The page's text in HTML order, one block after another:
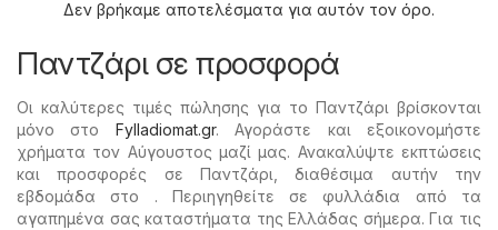
Δεν βρήκαμε αποτελέσματα για αυτόν τον όρο.
Παντζάρι σε προσφορά
Οι καλύτερες τιμές πώλησης για το Παντζάρι βρίσκονται
μόνο στο Fylladiomat.gr. Αγοράστε και εξοικονομήστε
χρήματα τον Αύγουστος μαζί μας. Ανακαλύψτε εκπτώσεις
και προσφορές σε Παντζάρι, διαθέσιμα αυτήν την
εβδομάδα στο . Περιηγηθείτε σε φυλλάδια από τα
αγαπημένα σας καταστήματα της Ελλάδας σήμερα. Για τις